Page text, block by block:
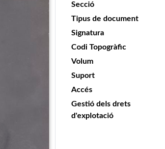
Secció
Tipus de document
Signatura
Codi Topogràfic
Volum
Suport
Accés
Gestió dels drets
d'explotació